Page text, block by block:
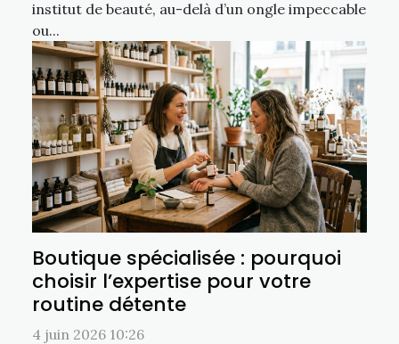
institut de beauté, au-delà d’un ongle impeccable
ou...
Boutique spécialisée : pourquoi
choisir l’expertise pour votre
routine détente
4 juin 2026 10:26